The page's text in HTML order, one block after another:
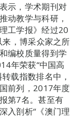
示，学术期刊对
动教学与科研，
工学报》经过20
，博采众家之所
编校质量得到学
年荣获“中国高
载指数排名中，
前列，2017年度
第7名。甚至有
入剖析“《澳门理